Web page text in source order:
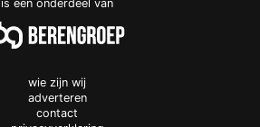
is een onderdeel van
wie zijn wij
adverteren
contact